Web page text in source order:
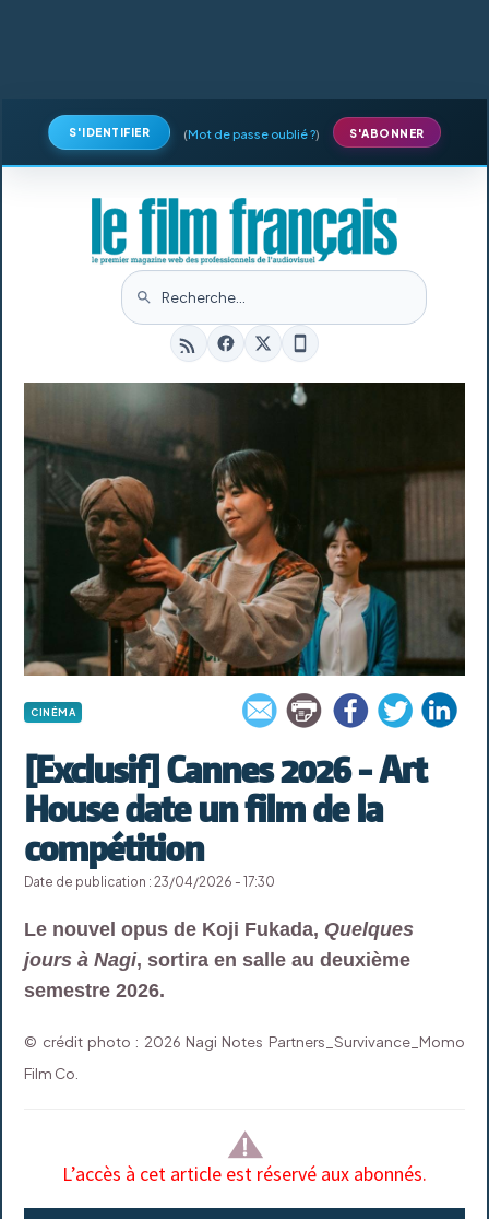
S'IDENTIFIER (Mot de passe oublié ?) S'ABONNER
CINÉMA
[Exclusif] Cannes 2026 - Art
House date un film de la
compétition
Date de publication : 23/04/2026 - 17:30
Le nouvel opus de Koji Fukada, Quelques
jours à Nagi, sortira en salle au deuxième
semestre 2026.
© crédit photo : 2026 Nagi Notes Partners_Survivance_Momo
Film Co.
L’accès à cet article est réservé aux abonnés.